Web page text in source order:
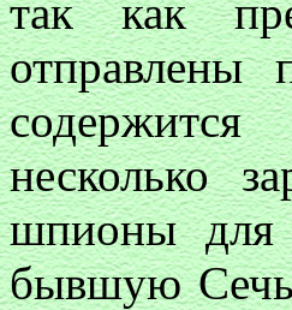
так как
несколько
шпионы для
бывшую